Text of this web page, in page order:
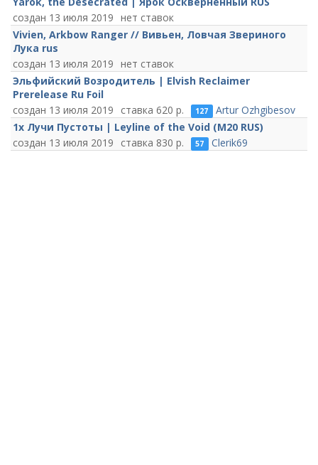
13 июля 2019 нет ставок
Vivien, Arkbow Ranger // Вивьен, Ловчая Звериного
Лука rus
13 июля 2019 нет ставок
Эльфийский Возродитель | Elvish Reclaimer
Prerelease Ru Foil
13 июля 2019
620 127
Artur Ozhgibesov
1x Лучи Пустоты | Leyline of the Void (M20 RUS)
13 июля 2019
830 57 Clerik69